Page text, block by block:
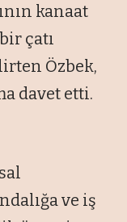
kanaat
çatı
Özbek,
davet etti.
ve iş